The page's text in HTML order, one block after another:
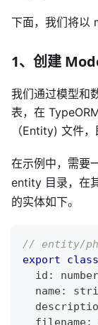
下面，我们将以
1、创建
我们通过模型和
表，在
（Entity) 文件
在示例中，需要
entity 目录，在
的实体如下。
// entity/
export
class
  id
: number
  name
:
  filename
: